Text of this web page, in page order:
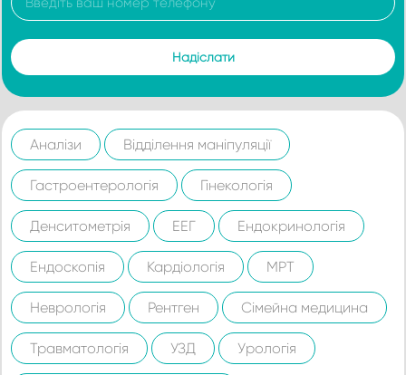
Аналізи Відділення маніпуляції
Гастроентерологія Гінекологія
Денситометрія ЕЕГ Ендокринологія
Ендоскопія Кардіологія МРТ
Неврологія Рентген Сімейна медицина
Травматологія УЗД Урологія